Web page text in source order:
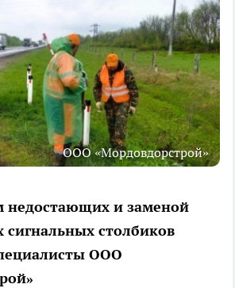
ООО «Мордовдорстрой»
недостающих и заменой
столбиков
ООО